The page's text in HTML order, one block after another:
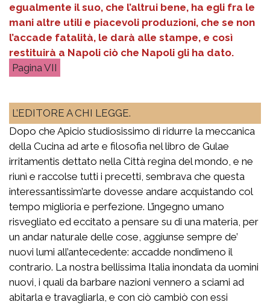
egualmente il suo, che l’altrui bene, ha egli fra le
mani altre utili e piacevoli produzioni, che se non
l’accade fatalità, le darà alle stampe, e così
restituirà a Napoli ciò che Napoli gli ha dato.
VII
L’EDITORE A CHI LEGGE.
Dopo che Apicio studiosissimo di ridurre la meccanica
della Cucina ad arte e filosofia nel libro de Gulae
irritamentis dettato nella Città regina del mondo, e ne
riunì e raccolse tutti i precetti, sembrava che questa
interessantissim’arte dovesse andare acquistando col
tempo miglioria e perfezione. L’ingegno umano
risvegliato ed eccitato a pensare su di una materia, per
un andar naturale delle cose, aggiunse sempre de’
nuovi lumi all’antecedente: accadde nondimeno il
contrario. La nostra bellissima Italia inondata da uomini
nuovi, i quali da barbare nazioni vennero a sciami ad
abitarla e travagliarla, e con ciò cambiò con essi